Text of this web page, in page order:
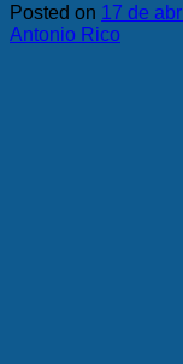
Posted on 17 de
Antonio Rico